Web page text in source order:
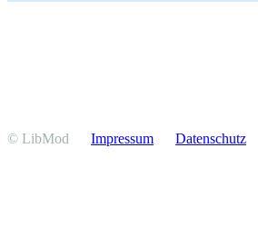
© LibMod Impressum Daten­schutz